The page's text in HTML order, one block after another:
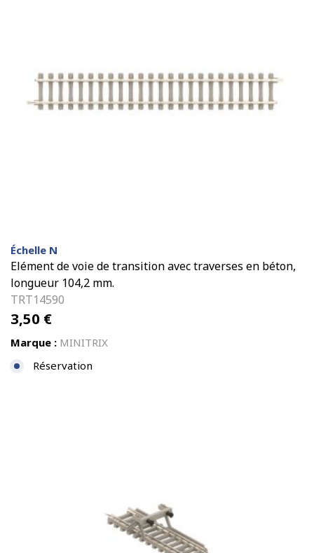
Échelle N
Elément de voie de transition avec traverses en béton,
longueur 104,2 mm.
TRT14590
3,50 €
Marque : MINITRIX
Réservation